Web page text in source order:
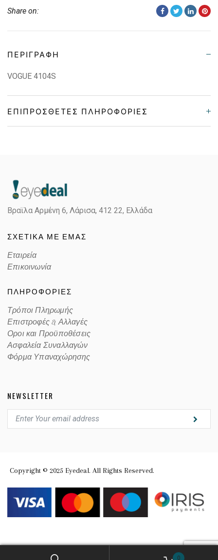
Share on:
ΠΕΡΙΓΡΑΦΉ
VOGUE 4104S
ΕΠΙΠΡΌΣΘΕΤΕΣ ΠΛΗΡΟΦΟΡΊΕΣ
Color
Lens Color GRADIENT GRAY
Color code
Βραϊλα Αρμένη 6, Λάρισα, 412 22, Ελλάδα
ΣΧΕΤΙΚΑ ΜΕ ΕΜΑΣ
Εταιρεία
Επικοινωνία
ΠΛΗΡΟΦΟΡΙΕΣ
Τρόποι Πληρωμής
Επιστροφές & Αλλαγές
Οροι και Προϋποθέσεις
Ασφαλεία Συναλλαγών
Φόρμα Υπαναχώρησης
NEWSLETTER
Copyright © 2025 Eyedeal. All Rights Reserved.
0